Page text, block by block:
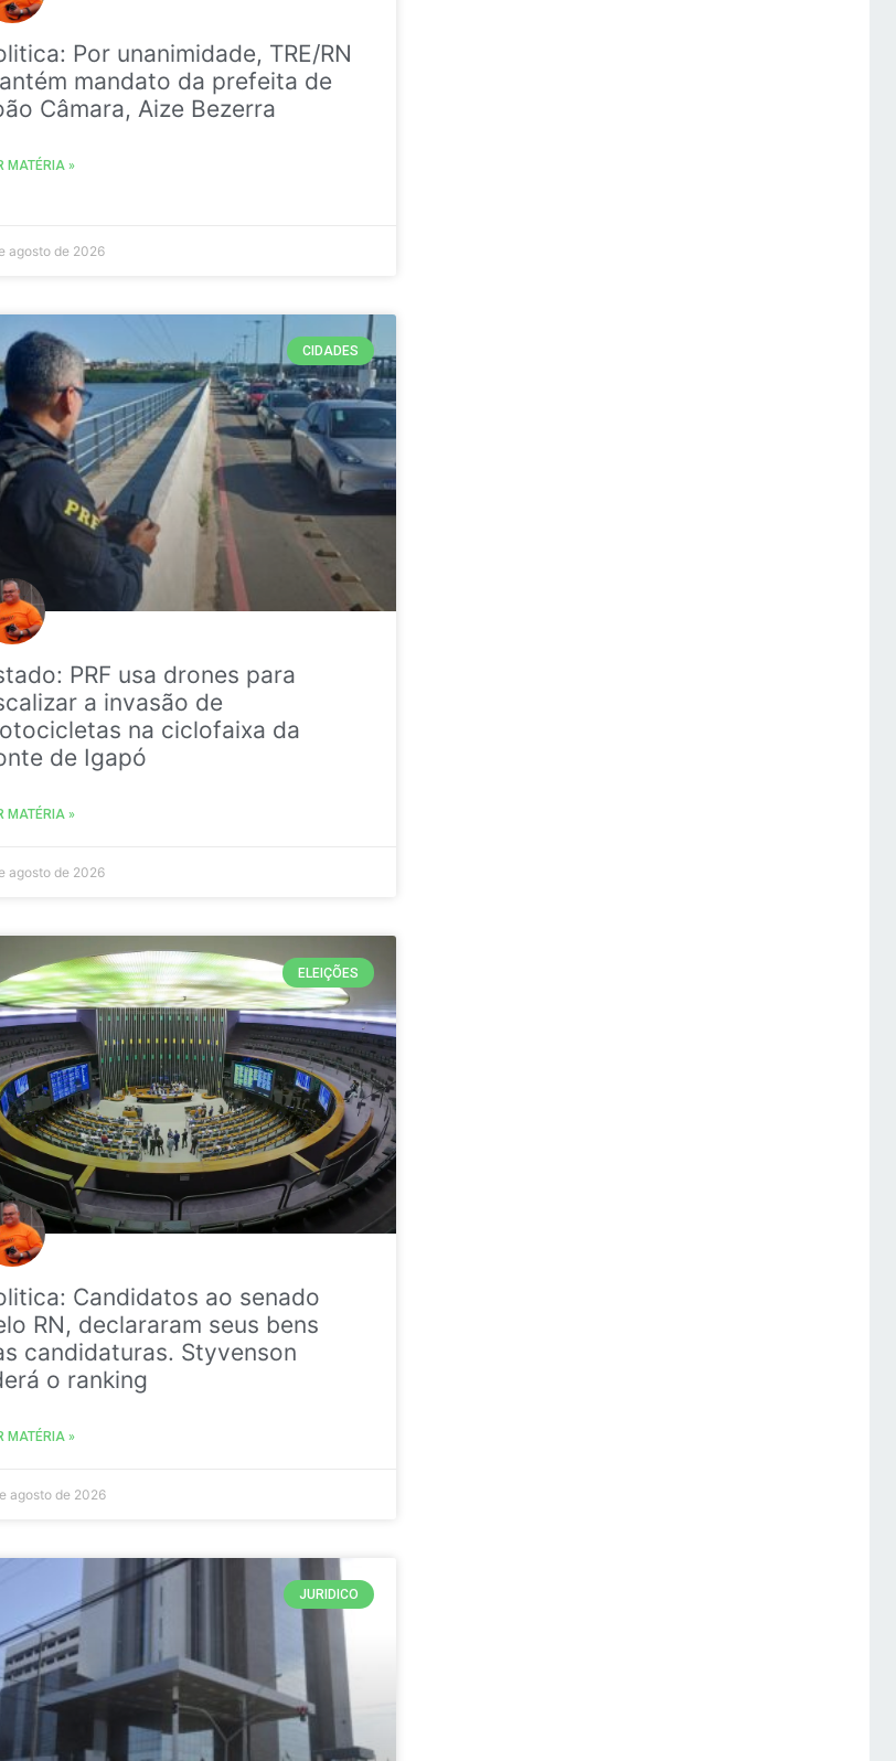
Por unanimidade, TRE/RN
mandato da prefeita de
Câmara, Aize Bezerra
MATÉRIA »
agosto de 2026
CIDADES
PRF usa drones para
a invasão de
na ciclofaixa da
de Igapó
MATÉRIA »
agosto de 2026
ELEIÇÕES
Candidatos ao senado
RN, declararam seus bens
candidaturas. Styvenson
o ranking
MATÉRIA »
agosto de 2026
JURIDICO